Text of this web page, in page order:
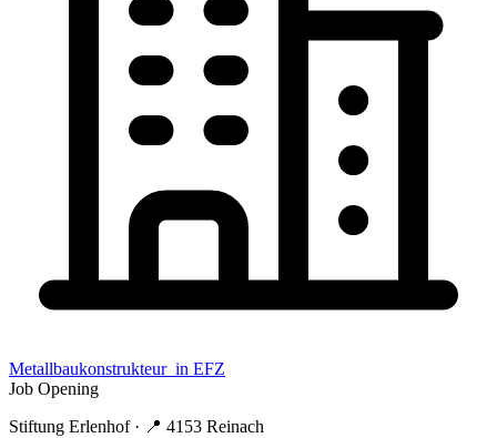
Metallbaukonstrukteur_in EFZ
Job Opening
Stiftung Erlenhof· 📍 4153 Reinach